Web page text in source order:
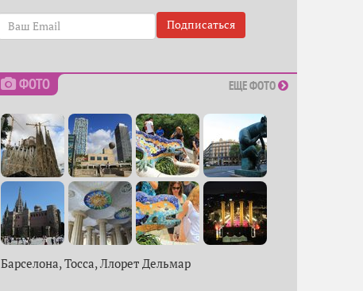
Подписаться
ФОТО ЕЩЕ ФОТО
Барселона, Тосса, Ллорет Дельмар